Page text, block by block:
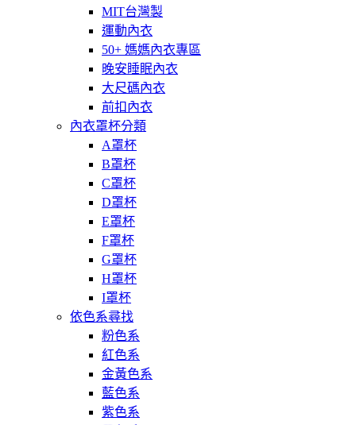
MIT台灣製
運動內衣
50+ 媽媽內衣專區
晚安睡眠內衣
大尺碼內衣
前扣內衣
內衣罩杯分類
A罩杯
B罩杯
C罩杯
D罩杯
E罩杯
F罩杯
G罩杯
H罩杯
I罩杯
依色系尋找
粉色系
紅色系
金黃色系
藍色系
紫色系